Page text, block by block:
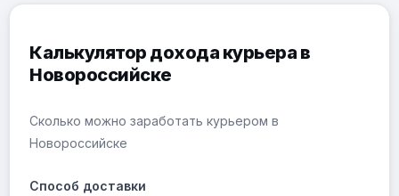
Калькулятор дохода курьера в
Новороссийске
Сколько можно заработать курьером в
Новороссийске
Способ доставки